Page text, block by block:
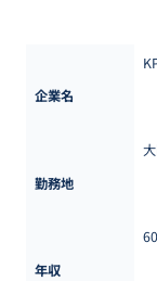
企業名
勤務地
年収